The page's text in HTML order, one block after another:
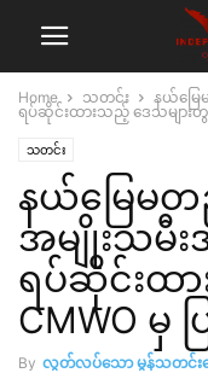
Home သတင်း
နယ်မြေ
ရပ်ဆိုင်းထားသည့် ဒေသများ
သတင်း
နယ်မြေမတ
အမျိုးသမီး
ရပ်ဆိုင်းထ
CMWO
By လွတ်လပ်သော မွန်သတင်းအ